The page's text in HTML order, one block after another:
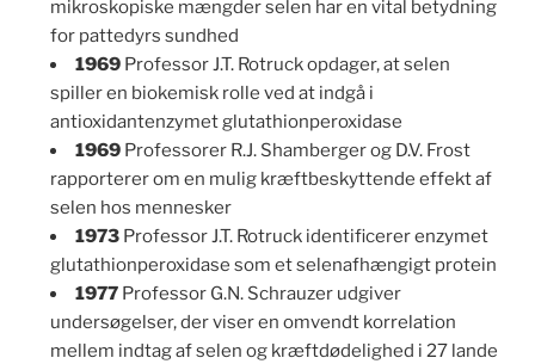
mikroskopiske mængder selen har en vital betydning
for pattedyrs sundhed
1969 Professor J.T. Rotruck opdager, at selen
spiller en biokemisk rolle ved at indgå i
antioxidantenzymet glutathionperoxidase
1969 Professorer R.J. Shamberger og D.V. Frost
rapporterer om en mulig kræftbeskyttende effekt af
selen hos mennesker
1973 Professor J.T. Rotruck identificerer enzymet
glutathionperoxidase som et selenafhængigt protein
1977 Professor G.N. Schrauzer udgiver
undersøgelser, der viser en omvendt korrelation
mellem indtag af selen og kræftdødelighed i 27 lande